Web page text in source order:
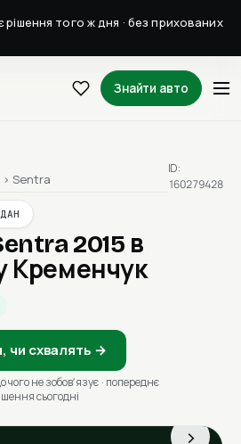
того ж дня · без прихованих
Знайти авто
› Sentra
2015 в
Кременчук
чи схвалять →
чого не зобовʼязує · попереднє
сьогодні
ID:
160279428
›